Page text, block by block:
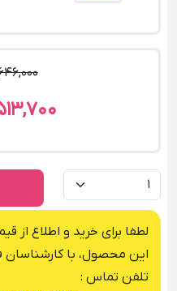
2,646,000
2,513,700
لطفا برای خرید و اطلاع
این محصول، با
تلفن تماس :